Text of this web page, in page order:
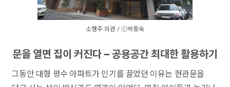
소행주 외관 / ⓒ박종숙
문을 열면 집이 커진다 – 공용공간 최대한 활용하기
그동안 대형 평수 아파트가 인기를 끌었던 이유는 현관문을